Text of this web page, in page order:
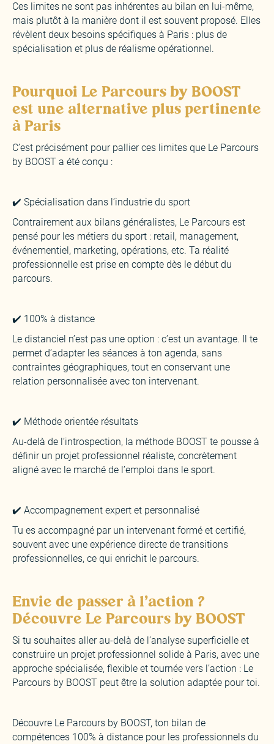
Ces limites ne sont pas inhérentes au bilan en lui-même,
mais plutôt à la manière dont il est souvent proposé. Elles
révèlent deux besoins spécifiques à Paris : plus de
spécialisation et plus de réalisme opérationnel.
Pourquoi Le Parcours by BOOST
est une alternative plus pertinente
à Paris
C’est précisément pour pallier ces limites que Le Parcours
by BOOST a été conçu :
✔️ Spécialisation dans l’industrie du sport
‍Contrairement aux bilans généralistes, Le Parcours est
pensé pour les métiers du sport : retail, management,
événementiel, marketing, opérations, etc. Ta réalité
professionnelle est prise en compte dès le début du
parcours.
✔️ 100% à distance
‍Le distanciel n’est pas une option : c’est un avantage. Il te
permet d’adapter les séances à ton agenda, sans
contraintes géographiques, tout en conservant une
relation personnalisée avec ton intervenant.
✔️ Méthode orientée résultats
‍Au-delà de l’introspection, la méthode BOOST te pousse à
définir un projet professionnel réaliste, concrètement
aligné avec le marché de l’emploi dans le sport.
✔️ Accompagnement expert et personnalisé
‍Tu es accompagné par un intervenant formé et certifié,
souvent avec une expérience directe de transitions
professionnelles, ce qui enrichit le parcours.
Envie de passer à l’action ?
Découvre Le Parcours by BOOST
Si tu souhaites aller au-delà de l’analyse superficielle et
construire un projet professionnel solide à Paris, avec une
approche spécialisée, flexible et tournée vers l’action : Le
Parcours by BOOST peut être la solution adaptée pour toi.
Découvre Le Parcours by BOOST, ton bilan de
compétences 100% à distance pour les professionnels du